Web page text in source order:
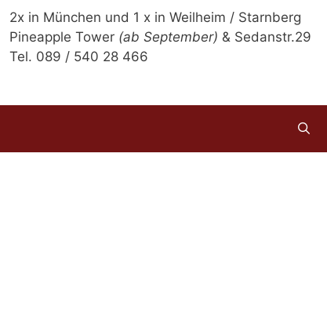
2x in München und 1 x in Weilheim / Starnberg
Pineapple Tower (ab September) & Sedanstr.29
Tel. 089 / 540 28 466